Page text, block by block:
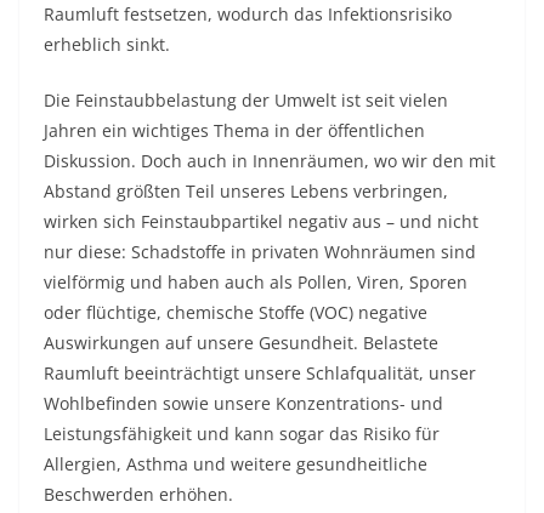
Raumluft festsetzen, wodurch das Infektionsrisiko
erheblich sinkt.
Die Feinstaubbelastung der Umwelt ist seit vielen
Jahren ein wichtiges Thema in der öffentlichen
Diskussion. Doch auch in Innenräumen, wo wir den mit
Abstand größten Teil unseres Lebens verbringen,
wirken sich Feinstaubpartikel negativ aus – und nicht
nur diese: Schadstoffe in privaten Wohnräumen sind
vielförmig und haben auch als Pollen, Viren, Sporen
oder flüchtige, chemische Stoffe (VOC) negative
Auswirkungen auf unsere Gesundheit. Belastete
Raumluft beeinträchtigt unsere Schlafqualität, unser
Wohlbefinden sowie unsere Konzentrations- und
Leistungsfähigkeit und kann sogar das Risiko für
Allergien, Asthma und weitere gesundheitliche
Beschwerden erhöhen.